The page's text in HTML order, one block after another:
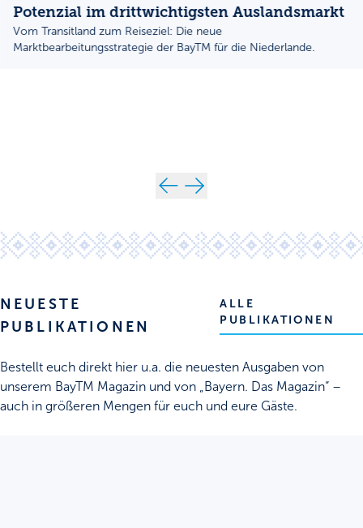
Potenzial im drittwichtigsten Auslandsmarkt
Vom Transitland zum Reiseziel: Die neue
Marktbearbeitungsstrategie der BayTM für die Niederlande.
NEUESTE
PUBLIKATIONEN
ALLE
PUBLIKATIONEN
Bestellt euch direkt hier u.a. die neuesten Ausgaben von
unserem BayTM Magazin und von „Bayern. Das Magazin“ –
auch in größeren Mengen für euch und eure Gäste.